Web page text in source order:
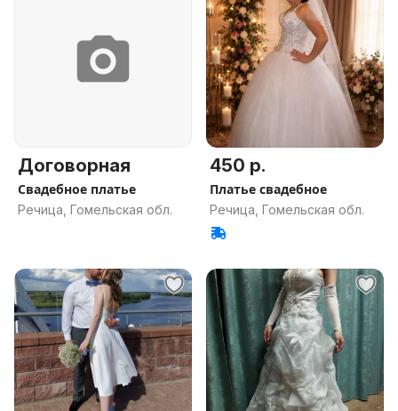
Договорная
Свадебное платье
Речица, Гомельская обл.
450 р.
Платье свадебное
Речица, Гомельская обл.